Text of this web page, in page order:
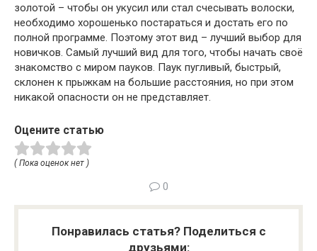
золотой – чтобы он укусил или стал счесывать волоски,
необходимо хорошенько постараться и достать его по
полной программе. Поэтому этот вид – лучший выбор для
новичков. Самый лучший вид для того, чтобы начать своё
знакомство с миром пауков. Паук пугливый, быстрый,
склонен к прыжкам на большие расстояния, но при этом
никакой опасности он не представляет.
Оцените статью
( Пока оценок нет )
0
Понравилась статья? Поделиться с
друзьями: